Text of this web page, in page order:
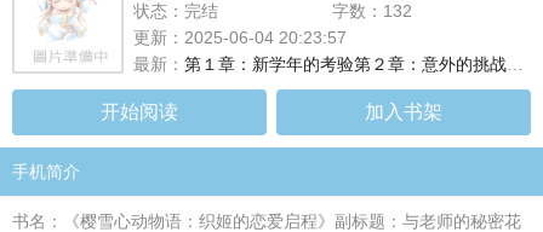
状态：完结
字数：132
更新：2025-06-04 20:23:57
最新： 第１章：新学年的考验第２章：意外的挑战者第３章：师生联合研习第４章：挑战与成长的考验第５章：影响力的延续第６章：家庭与事业的平衡第７章：国际教学交流第８章：心动再起的回忆展第９章：教育之路的永续经营第
开始阅读 加入书架
手机简介
书名：《樱雪心动物语：织姬的恋爱启程》副标题：与老师的秘密花